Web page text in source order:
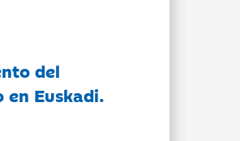
del
Euskadi.